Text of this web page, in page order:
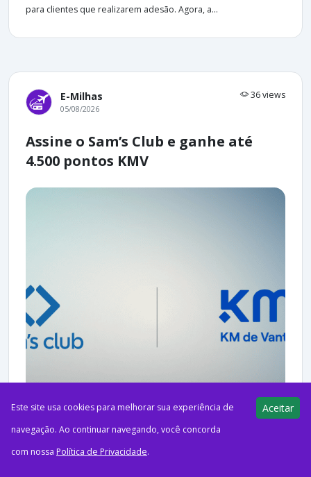
para clientes que realizarem adesão. Agora, a...
E-Milhas 36 views
05/08/2026
Assine o Sam’s Club e ganhe até
4.500 pontos KMV
Este site usa cookies para melhorar sua experiência de
navegação. Ao continuar navegando, você concorda
com nossa Política de Privacidade.
Aceitar